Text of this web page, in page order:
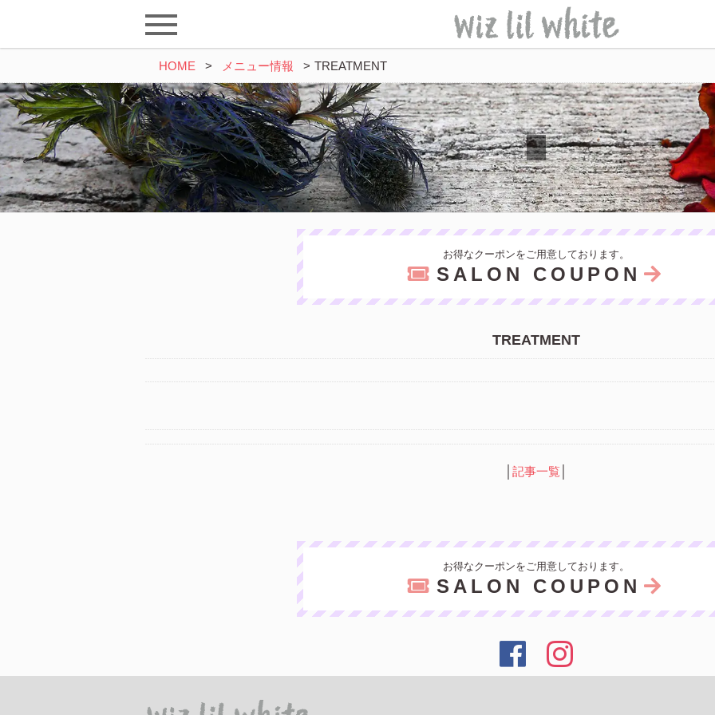
HOME > メニュー情報 > TREATMENT
お得なクーポンをご用意しております。
SALON COUPON
TREATMENT
記事一覧
お得なクーポンをご用意しております。
SALON COUPON